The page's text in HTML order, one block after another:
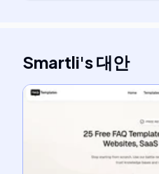
Smartli's대안